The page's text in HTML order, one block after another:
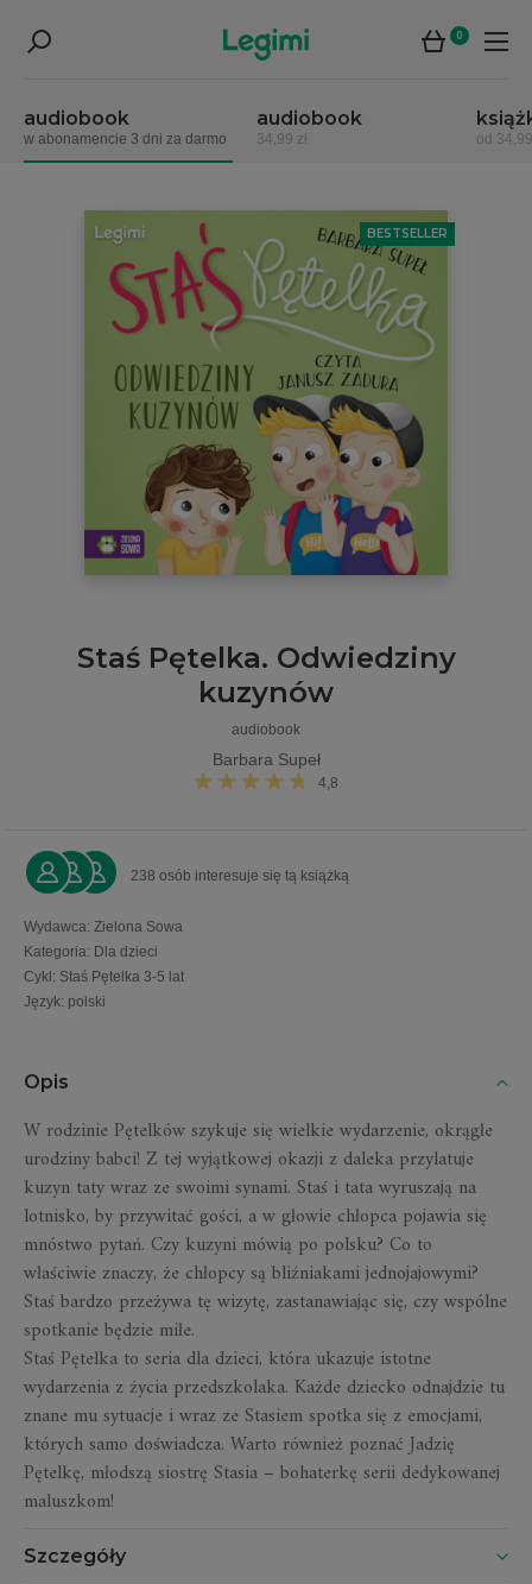
0
audiobook
w abonamencie 3 dni za darmo
audiobook
34,99 zł od
BESTSELLER
Staś Pętelka. Odwiedziny
kuzynów
audiobook
Barbara Supeł
4,8
238 osób interesuje się tą książką
Wydawca: Zielona Sowa
Kategoria: Dla dzieci
Cykl: Staś Pętelka 3-5 lat
Język: polski
Opis
W rodzinie Pętelków szykuje się wielkie wydarzenie, okrągłe
urodziny babci! Z tej wyjątkowej okazji z daleka przylatuje
kuzyn taty wraz ze swoimi synami. Staś i tata wyruszają na
lotnisko, by przywitać gości, a w głowie chłopca pojawia się
mnóstwo pytań. Czy kuzyni mówią po polsku? Co to
właściwie znaczy, że chłopcy są bliźniakami jednojajowymi?
Staś bardzo przeżywa tę wizytę, zastanawiając się, czy wspólne
spotkanie będzie miłe.
Staś Pętelka to seria dla dzieci, która ukazuje istotne
wydarzenia z życia przedszkolaka. Każde dziecko odnajdzie tu
znane mu sytuacje i wraz ze Stasiem spotka się z emocjami,
których samo doświadcza. Warto również poznać Jadzię
Pętelkę, młodszą siostrę Stasia – bohaterkę serii dedykowanej
maluszkom!
Szczegóły